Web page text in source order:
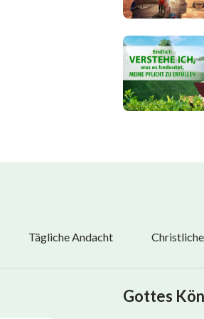
Tägliche Andacht
Gottes